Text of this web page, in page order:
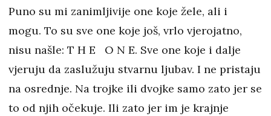
Puno su mi zanimljivije one koje žele, ali i
mogu. To su sve one koje još, vrlo vjerojatno,
nisu našle: T H E O N E. Sve one koje i dalje
vjeruju da zaslužuju stvarnu ljubav. I ne pristaju
na osrednje. Na trojke ili dvojke samo zato jer se
to od njih očekuje. Ili zato jer im je krajnje